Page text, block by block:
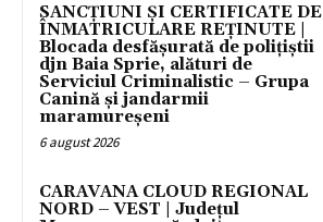
SANCȚIUNI ȘI CERTIFICATE DE
ÎNMATRICULARE REȚINUTE |
Blocada desfășurată de polițiștii
djn Baia Sprie, alături de
Serviciul Criminalistic – Grupa
Canină și jandarmii
maramureșeni
6 august 2026
CARAVANA CLOUD REGIONAL
NORD – VEST | Județul